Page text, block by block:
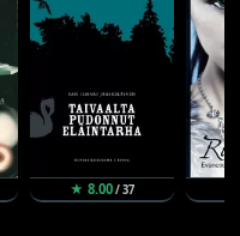
★ 8.00/ 37